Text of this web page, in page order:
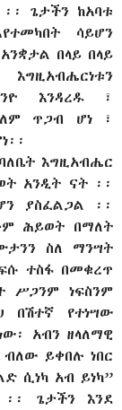
ጌታችን ከአባቱ
ሳይሆን
በላይ በላይ
እንዳረዱ ፣
ጥጋብ ሆነ ፣
እግዚአብሔር
አንዲት ናት ፡፡
ያስፈልጋል ፡፡
ሕይወት በማለት
ስለ ማንሣት
ተስፋ በመቁረጥ
ሥጋንም ነፍስንም
በሽተኛ የተነሣው
አብን ዘላለማዊ
ይቀበሉ ነበር
ሲነካ አብ ይነካ”
ጌታችን እንደ